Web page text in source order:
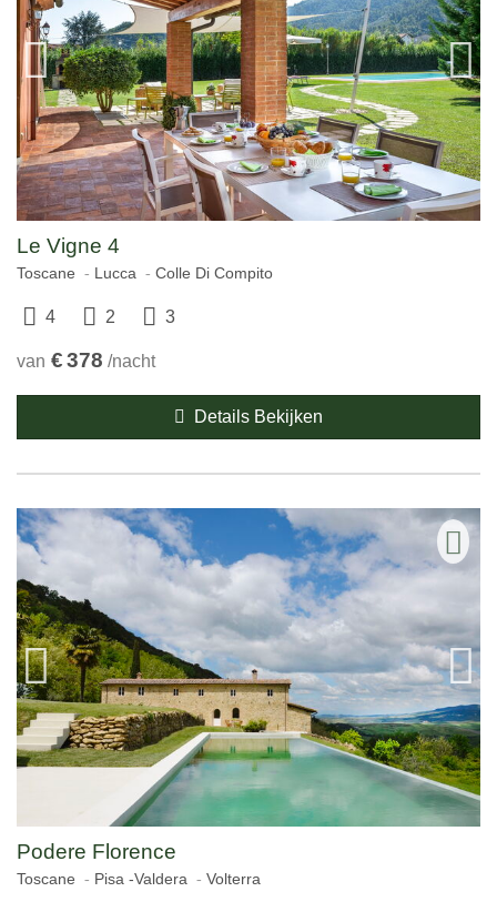
Le Vigne 4
Toscane Lucca Colle Di Compito
4 2 3
van €378 /nacht
Details Bekijken
Podere Florence
Toscane Pisa -Valdera Volterra